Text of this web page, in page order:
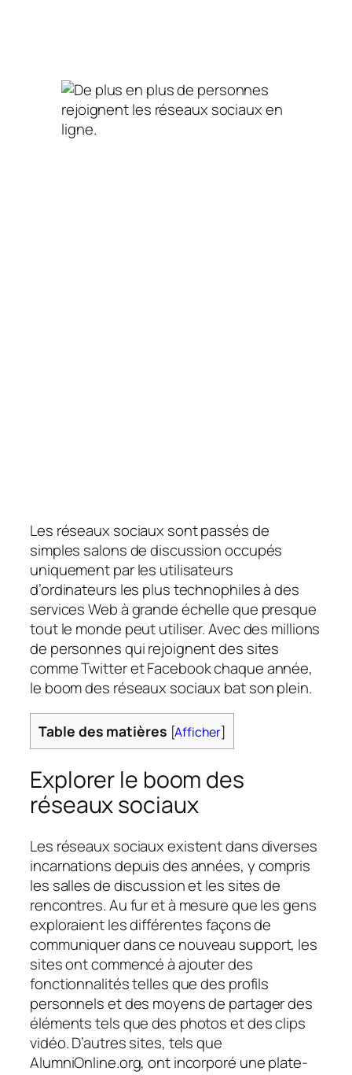
Les réseaux sociaux sont passés de
simples salons de discussion occupés
uniquement par les utilisateurs
d’ordinateurs les plus technophiles à des
services Web à grande échelle que presque
tout le monde peut utiliser. Avec des millions
de personnes qui rejoignent des sites
comme Twitter et Facebook chaque année,
le boom des réseaux sociaux bat son plein.
Table des matières [Afficher]
Explorer le boom des
réseaux sociaux
Les réseaux sociaux existent dans diverses
incarnations depuis des années, y compris
les salles de discussion et les sites de
rencontres. Au fur et à mesure que les gens
exploraient les différentes façons de
communiquer dans ce nouveau support, les
sites ont commencé à ajouter des
fonctionnalités telles que des profils
personnels et des moyens de partager des
éléments tels que des photos et des clips
vidéo. D’autres sites, tels que
AlumniOnline.org, ont incorporé une plate-